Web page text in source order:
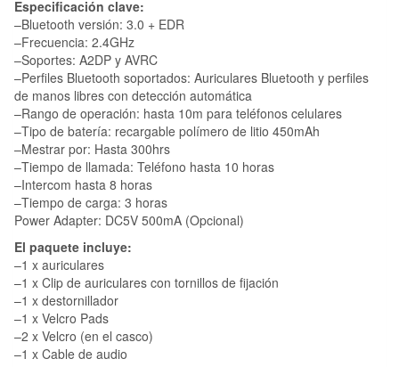
Especificación clave:
–Bluetooth versión: 3.0 + EDR
–Frecuencia: 2.4GHz
–Soportes: A2DP y AVRC
–Perfiles Bluetooth soportados: Auriculares Bluetooth y perfiles
de manos libres con detección automática
–Rango de operación: hasta 10m para teléfonos celulares
–Tipo de batería: recargable polímero de litio 450mAh
–Mestrar por: Hasta 300hrs
–Tiempo de llamada: Teléfono hasta 10 horas
–Intercom hasta 8 horas
–Tiempo de carga: 3 horas
Power Adapter: DC5V 500mA (Opcional)
El paquete incluye:
–1 x auriculares
–1 x Clip de auriculares con tornillos de fijación
–1 x destornillador
–1 x Velcro Pads
–2 x Velcro (en el casco)
–1 x Cable de audio